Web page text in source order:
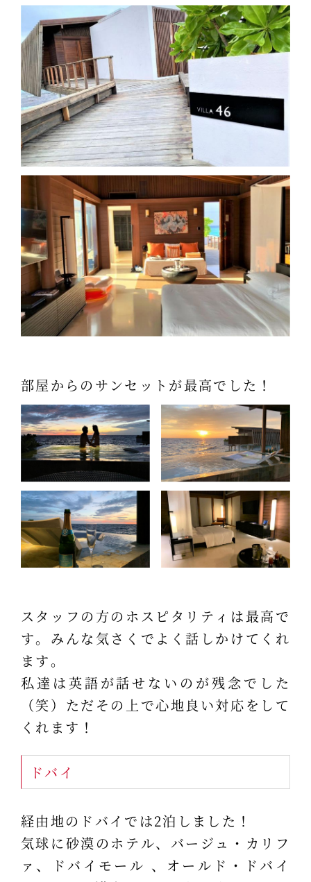
部屋からのサンセットが最高でした！
スタッフの方のホスピタリティは最高で
す。みんな気さくでよく話しかけてくれ
ます。
私達は英語が話せないのが残念でした
（笑）ただその上で心地良い対応をして
くれます！
ドバイ
経由地のドバイでは2泊しました！
気球に砂漠のホテル、バージュ・カリフ
ァ、ドバイモール 、オールド・ドバイ